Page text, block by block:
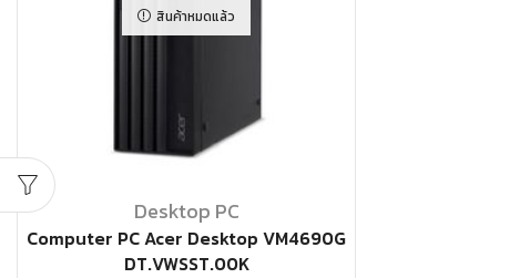
สินค้าหมดแล้ว
Desktop PC
Computer PC Acer Desktop VM4690G
DT.VWSST.00K